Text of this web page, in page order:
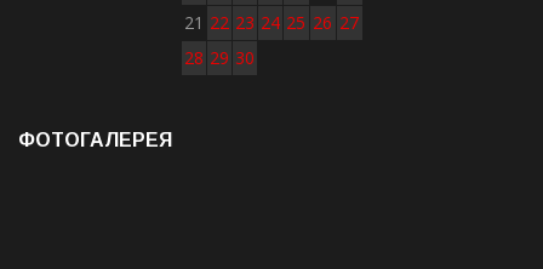
21 22 23 24 25 26 27
28 29 30
ФОТОГАЛЕРЕЯ